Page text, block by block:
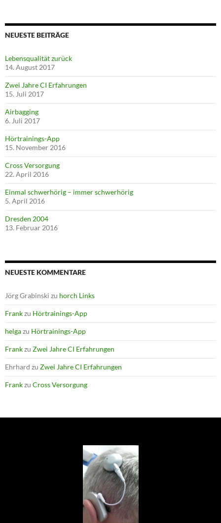
NEUESTE BEITRÄGE
Lebensqualität zurück
14. August 2017
Zwei Jahre CI Erfahrungen
15. Juli 2017
Airbagging
6. Juli 2017
Hörtrainings-App
15. November 2016
Cross Versorgung
22. April 2016
Einmal schwerhörig – immer schwerhörig
5. April 2016
Dresden 2004
13. Februar 2016
NEUESTE KOMMENTARE
Jörg Grabinski zu horch Links
Frankzu Hörtrainings-App
helgazu Hörtrainings-App
Frankzu Zwei Jahre CI Erfahrungen
Ehrhard zu Zwei Jahre CI Erfahrungen
Frankzu Cross Versorgung